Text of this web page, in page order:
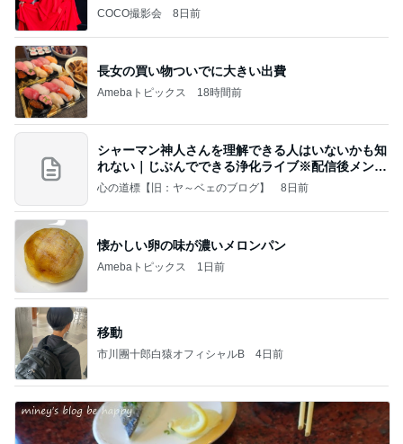
COCO撮影会 8日前
長女の買い物ついでに大きい出費
Amebaトピックス 18時間前
シャーマン神人さんを理解できる人はいないかも知
れない｜じぶんでできる浄化ライブ※配信後メンバ
ー限
心の道標【旧：ヤ～ベェのブログ】 8日前
懐かしい卵の味が濃いメロンパン
Amebaトピックス 1日前
移動
市川團十郎白猿オフィシャルB 4日前